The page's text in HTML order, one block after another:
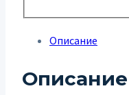
Описание
Описание